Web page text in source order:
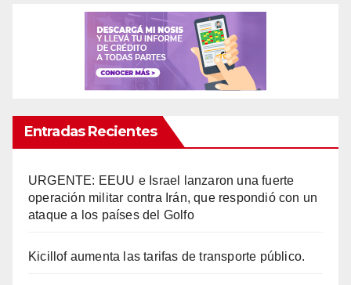
Entradas Recientes
URGENTE: EEUU e Israel lanzaron una fuerte
operación militar contra Irán, que respondió con un
ataque a los países del Golfo
Kicillof aumenta las tarifas de transporte público.